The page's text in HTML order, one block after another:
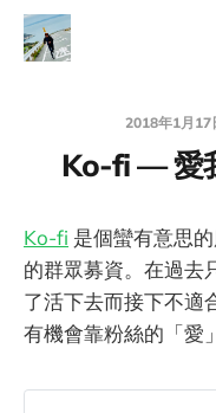
2018年1月17
Ko-fi — 愛
Ko-fi 是個蠻有意思
的群眾募資。在過去
了活下去而接下不適
有機會靠粉絲的「愛